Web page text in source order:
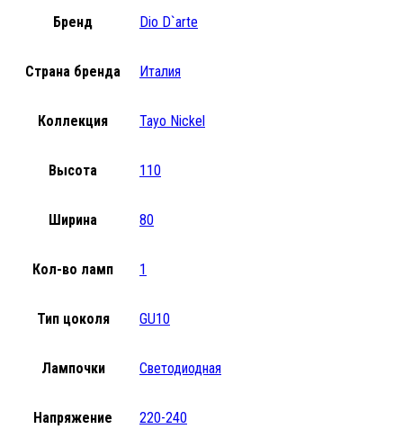
Бренд Dio D`arte
Страна бренда Италия
Коллекция Tayo Nickel
Высота 110
Ширина 80
Кол-во ламп 1
Тип цоколя GU10
Лампочки Светодиодная
Напряжение 220-240